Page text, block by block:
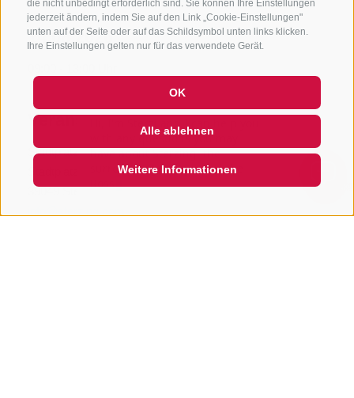
die nicht unbedingt erforderlich sind. Sie können Ihre Einstellungen
jederzeit ändern, indem Sie auf den Link „Cookie-Einstellungen"
unten auf der Seite oder auf das Schildsymbol unten links klicken.
Ihre Einstellungen gelten nur für das verwendete Gerät.
OK
Alle ablehnen
Weitere Informationen
14.08.2026
Veranstaltungsort
Stadtplatz Sterzing
39049 Sterzing
QUICKLINKS
Hi, I'm Sterzi and I can help you
with any questions you may
have about Sterzing, the
surrounding valleys, and the
Rosskopf mountain. Just ask m